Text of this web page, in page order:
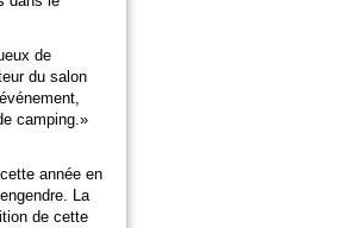
de
du salon
camping.»
année en
La
de cette